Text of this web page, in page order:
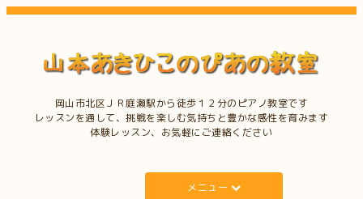
岡山市北区ＪＲ庭瀬駅から徒歩１２分のピアノ教室です
レッスンを通して、挑戦を楽しむ気持ちと豊かな感性を育みます
体験レッスン、お気軽にご連絡ください
メニュー